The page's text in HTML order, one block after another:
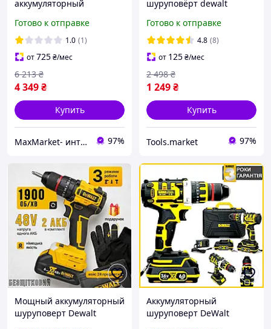
аккумуляторный
DCD996P3 (48V, 6AH)
Ударный шуруповерт
Деволт 13 мм с набором
mm
Готово к отправке
1.0 (1)
от725₴/мес
4 349₴
6 213 ₴
Купить
MaxMarket- интернет магазин товаров для дома 97%
шуруповёрт dewalt
бесщеточная деволт 21V
шуруповерт с 2акб и
полным набором
инструментов
Готово к отправке
4.8 (8)
от 125₴/мес
1 249₴
2 498 ₴
Купить
Tools.market 97%
Мощный аккумуляторный
шуруповерт Dewalt
Аккумуляторный
шуруповерт DeWalt